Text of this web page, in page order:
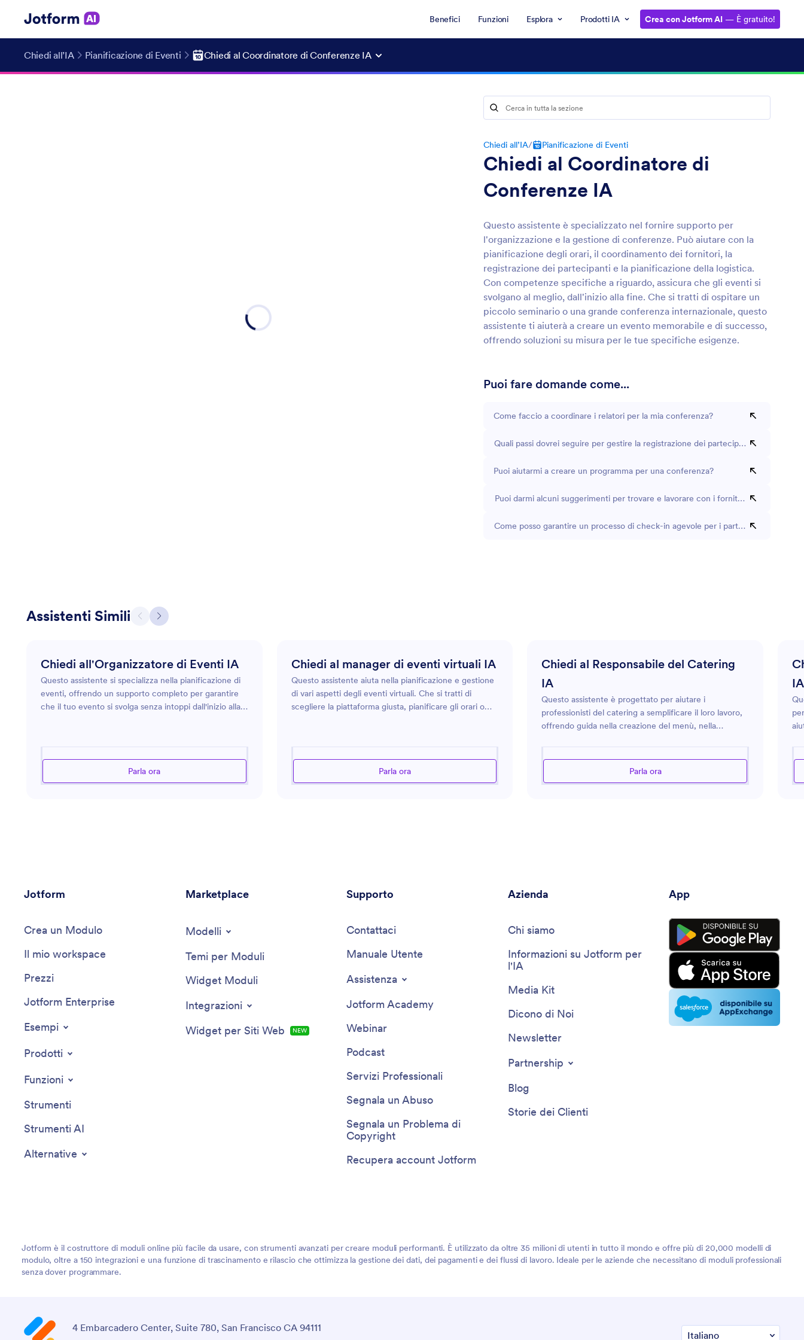
Benefici Funzioni Esplora Prodotti IA Crea con Jotform AI — È gratuito!
Chiedi all’IA Pianificazione di Eventi Chiedi al Coordinatore di Conferenze IA
Chiedi all’IA/ Pianificazione di Eventi
Chiedi al Coordinatore di
Conferenze IA
Questo assistente è specializzato nel fornire supporto per
l'organizzazione e la gestione di conferenze. Può aiutare con la
pianificazione degli orari, il coordinamento dei fornitori, la
registrazione dei partecipanti e la pianificazione della logistica.
Con competenze specifiche a riguardo, assicura che gli eventi si
svolgano al meglio, dall'inizio alla fine. Che si tratti di ospitare un
piccolo seminario o una grande conferenza internazionale, questo
assistente ti aiuterà a creare un evento memorabile e di successo,
offrendo soluzioni su misura per le tue specifiche esigenze.
Puoi fare domande come...
Come faccio a coordinare i relatori per la mia conferenza?
Quali passi dovrei seguire per gestire la registrazione dei partecipanti?
Puoi aiutarmi a creare un programma per una conferenza?
Puoi darmi alcuni suggerimenti per trovare e lavorare con i fornitori?
Come posso garantire un processo di check-in agevole per i partecipanti?
Assistenti Simili
Chiedi all'Organizzatore di Eventi IA
Questo assistente si specializza nella pianificazione di
eventi, offrendo un supporto completo per garantire
che il tuo evento si svolga senza intoppi dall'inizio alla
budget, nella pianificazione e altro ancora. Che tu stia
pianificando un piccolo incontro o un evento su larga
scala, questo assistente offre preziose informazioni e
Parla ora
Chiedi al manager di eventi virtuali IA
Questo assistente aiuta nella pianificazione e gestione
di vari aspetti degli eventi virtuali. Che si tratti di
scegliere la piattaforma giusta, pianificare gli orari o
all'organizzazione degli incontri virtuali, garantendo
che ogni aspetto del tuo evento sia curato per la
migliore riuscita del tuo evento.
Parla ora
Chiedi al Responsabile del Catering
IA
Questo assistente è progettato per aiutare i
professionisti del catering a semplificare il loro lavoro,
offrendo guida nella creazione del menù, nella
di vario tipo, gestire i fornitori e garantire la qualità del
servizio. Che tu stia pianificando un piccolo incontro o
Parla ora
IA
Jotform
Crea un Modulo
Il mio workspace
Prezzi
Jotform Enterprise
Esempi
Prodotti
Funzioni
Strumenti
Strumenti AI
Alternative
Marketplace
Modelli
Temi per Moduli
Widget Moduli
Integrazioni
Widget per Siti Web
NEW
Supporto
Contattaci
Manuale Utente
Assistenza
Jotform Academy
Webinar
Podcast
Servizi Professionali
Segnala un Abuso
Segnala un Problema di
Copyright
Recupera account Jotform
Azienda
Chi siamo
Informazioni su Jotform per
l'IA
Media Kit
Dicono di Noi
Newsletter
Partnership
Blog
Storie dei Clienti
App
Jotform è il costruttore di moduli online più facile da usare, con strumenti avanzati per creare moduli performanti. È utilizzato da oltre 35 milioni di utenti in tutto il mondo e offre più di 20,000 modelli di
modulo, oltre a 150 integrazioni e una funzione di trascinamento e rilascio che ottimizza la gestione dei dati, dei pagamenti e dei flussi di lavoro. Ideale per le aziende che necessitano di moduli professionali
senza dover programmare.
4 Embarcadero Center, Suite 780, San Francisco CA 94111